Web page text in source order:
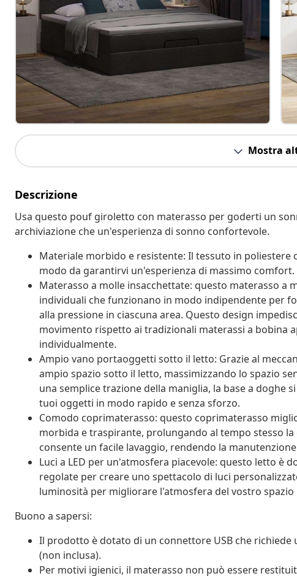
Mostra
Descrizione
Usa questo pouf giroletto con materasso per goderti un
archiviazione che un'esperienza di sonno confortevole.
Materiale morbido e resistente: Il tessuto in
modo da garantirvi un'esperienza di massimo comfort.
Materasso a molle insacchettate: questo materasso a
individuali che funzionano in modo indipendente per
alla pressione in ciascuna area. Questo design
movimento rispetto ai tradizionali materassi a bobina
individualmente.
Ampio vano portaoggetti sotto il letto: Grazie al
ampio spazio sotto il letto, massimizzando lo spazio
una semplice trazione della maniglia, la base a doghe
tuoi oggetti in modo rapido e senza sforzo.
Comodo coprimaterasso: questo coprimaterasso
morbida e traspirante, prolungando al tempo stesso
consente un facile lavaggio, rendendo la
Luci a LED per un'atmosfera piacevole: questo letto è
regolate per creare uno spettacolo di luci
luminosità per migliorare l'atmosfera del vostro spazio
Buono a sapersi:
Il prodotto è dotato di un connettore USB che richiede
(non inclusa).
Per motivi igienici, il materasso non può essere